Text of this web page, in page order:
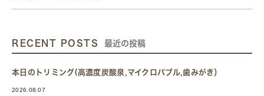
RECENT POSTS 最近の投稿
本日のトリミング(高濃度炭酸泉,マイクロバブル,歯みがき）
2026.08.07